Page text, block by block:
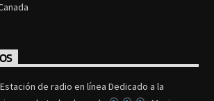
de radio en línea Dedicado a la